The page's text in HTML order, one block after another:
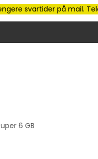
svartider på mail.
6 GB